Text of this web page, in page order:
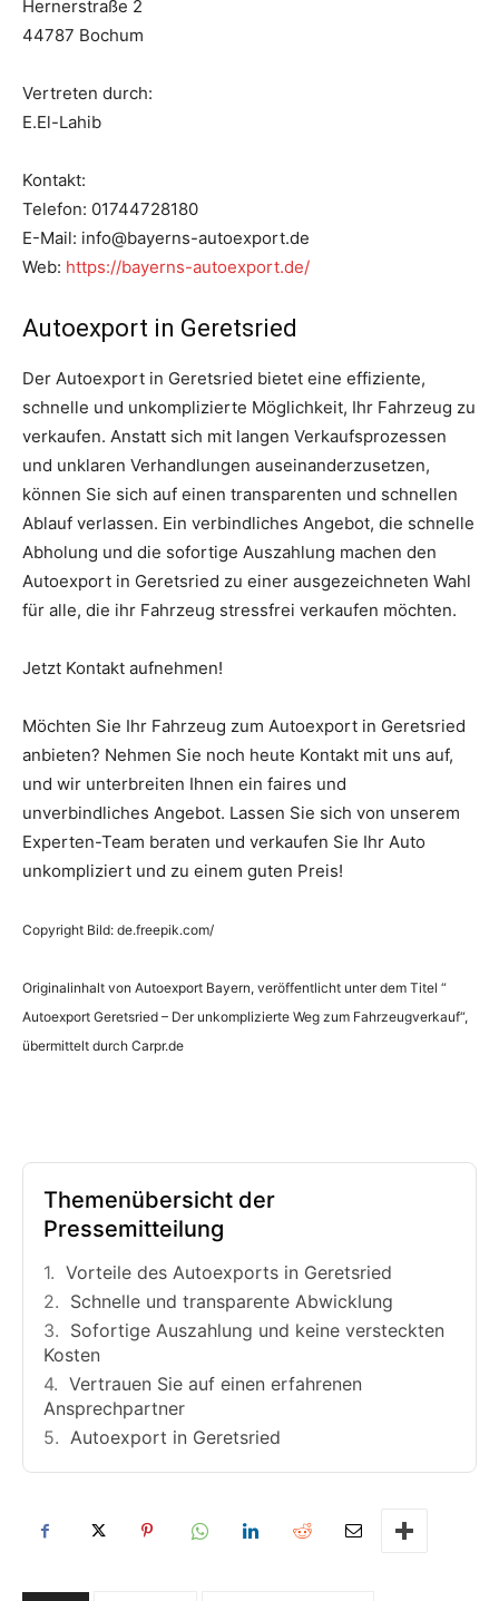
Hernerstraße 2
44787 Bochum
Vertreten durch:
E.El-Lahib
Kontakt:
Telefon: 01744728180
E-Mail: info@bayerns-autoexport.de
Web: https://bayerns-autoexport.de/
Autoexport in Geretsried
Der Autoexport in Geretsried bietet eine effiziente,
schnelle und unkomplizierte Möglichkeit, Ihr Fahrzeug zu
verkaufen. Anstatt sich mit langen Verkaufsprozessen
und unklaren Verhandlungen auseinanderzusetzen,
können Sie sich auf einen transparenten und schnellen
Ablauf verlassen. Ein verbindliches Angebot, die schnelle
Abholung und die sofortige Auszahlung machen den
Autoexport in Geretsried zu einer ausgezeichneten Wahl
für alle, die ihr Fahrzeug stressfrei verkaufen möchten.
Jetzt Kontakt aufnehmen!
Möchten Sie Ihr Fahrzeug zum Autoexport in Geretsried
anbieten? Nehmen Sie noch heute Kontakt mit uns auf,
und wir unterbreiten Ihnen ein faires und
unverbindliches Angebot. Lassen Sie sich von unserem
Experten-Team beraten und verkaufen Sie Ihr Auto
unkompliziert und zu einem guten Preis!
Copyright Bild: de.freepik.com/
Originalinhalt von Autoexport Bayern, veröffentlicht unter dem Titel “
Autoexport Geretsried – Der unkomplizierte Weg zum Fahrzeugverkauf“,
übermittelt durch Carpr.de
Themenübersicht der
Pressemitteilung
Vorteile des Autoexports in Geretsried
Schnelle und transparente Abwicklung
Sofortige Auszahlung und keine versteckten
Kosten
Vertrauen Sie auf einen erfahrenen
Ansprechpartner
Autoexport in Geretsried